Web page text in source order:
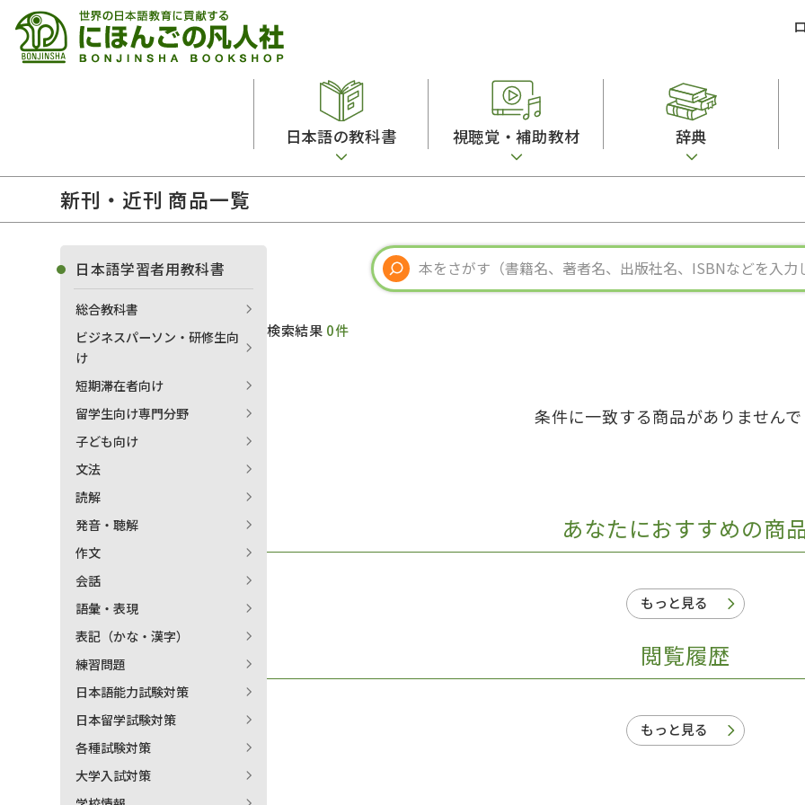
日本語の教科書
総合教科書
留学生向け専門分野
子ども向け
文法
読解
発音・聴解
作文
練習問題
各種試験対策
日本語学習関連副読本
定期刊行物
視聴覚・補助教材
ビデオ・ＤＶＤ
カード・ゲーム・絵教材
絵本・子ども向け補助 図表
辞典
日本語学習辞典
韓国語辞典
スペイン語辞典
中国語辞典
ドイツ語辞典
ポルトガル語辞典
ロシア語辞典
各国語辞典
語学・文法辞典
日本語教授法
音声・音韻
語彙・意味
文章・談話・表
文法
表記
言語学
試験対策
多言語社会・言語政策
定期刊行物
新刊・近刊 商品一覧
検索結果 0件
条件に一致する商品がありません
あなたにおすすめの商
もっと見る
閲覧履歴
もっと見る
日本語学習者用教科書
総合教科書
ビジネスパーソン・研修生向
け
短期滞在者向け
留学生向け専門分野
子ども向け
文法
読解
発音・聴解
作文
会話
語彙・表現
表記（かな・漢字）
練習問題
日本語能力試験対策
日本留学試験対策
各種試験対策
大学入試対策